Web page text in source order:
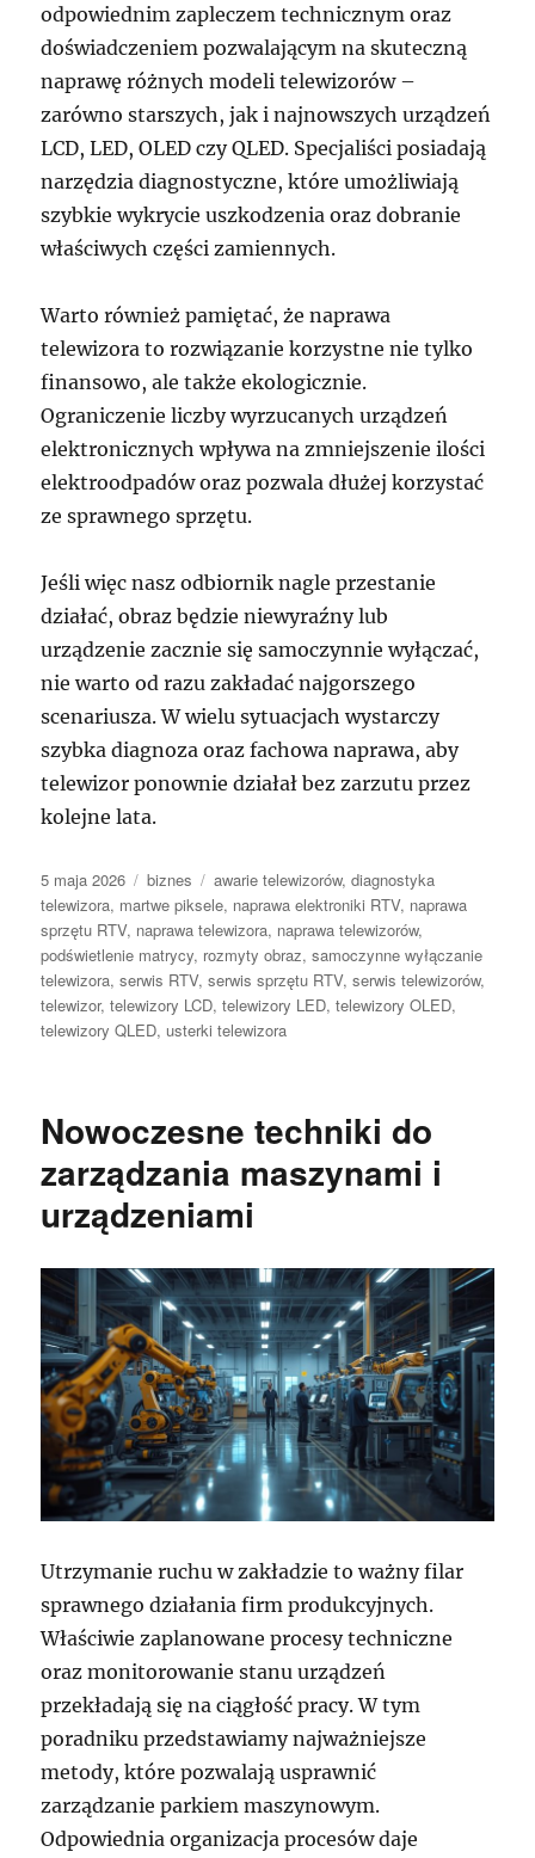
odpowiednim zapleczem technicznym oraz
doświadczeniem pozwalającym na skuteczną
naprawę różnych modeli telewizorów –
zarówno starszych, jak i najnowszych urządzeń
LCD, LED, OLED czy QLED. Specjaliści posiadają
narzędzia diagnostyczne, które umożliwiają
szybkie wykrycie uszkodzenia oraz dobranie
właściwych części zamiennych.
Warto również pamiętać, że naprawa
telewizora to rozwiązanie korzystne nie tylko
finansowo, ale także ekologicznie.
Ograniczenie liczby wyrzucanych urządzeń
elektronicznych wpływa na zmniejszenie ilości
elektroodpadów oraz pozwala dłużej korzystać
ze sprawnego sprzętu.
Jeśli więc nasz odbiornik nagle przestanie
działać, obraz będzie niewyraźny lub
urządzenie zacznie się samoczynnie wyłączać,
nie warto od razu zakładać najgorszego
scenariusza. W wielu sytuacjach wystarczy
szybka diagnoza oraz fachowa naprawa, aby
telewizor ponownie działał bez zarzutu przez
kolejne lata.
Data
publikacji
5 maja 2026 Kategorie
biznes Tagi
awarie telewizorów,diagnostyka
telewizora, martwe piksele, naprawa elektroniki RTV, naprawa
sprzętu RTV, naprawa telewizora, naprawa telewizorów,
podświetlenie matrycy, rozmyty obraz,samoczynne wyłączanie
telewizora,serwis RTV,serwis sprzętu RTV,serwis telewizorów,
telewizor,telewizory LCD,telewizory LED,telewizory OLED,
telewizory QLED, usterki telewizora
Nowoczesne techniki do
zarządzania maszynami i
urządzeniami
Utrzymanie ruchu w zakładzie to ważny filar
sprawnego działania firm produkcyjnych.
Właściwie zaplanowane procesy techniczne
oraz monitorowanie stanu urządzeń
przekładają się na ciągłość pracy. W tym
poradniku przedstawiamy najważniejsze
metody, które pozwalają usprawnić
zarządzanie parkiem maszynowym.
Odpowiednia organizacja procesów daje